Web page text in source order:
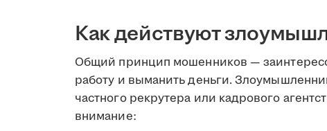
Как действуют
Общий принцип мошенников —
работу и выманить деньги.
частного рекрутера или кадрового
внимание: